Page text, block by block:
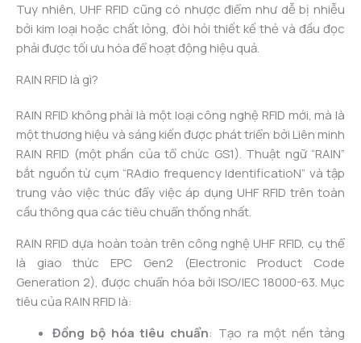
Tuy nhiên, UHF RFID cũng có nhược điểm như dễ bị nhiễu
bởi kim loại hoặc chất lỏng, đòi hỏi thiết kế thẻ và đầu đọc
phải được tối ưu hóa để hoạt động hiệu quả.
RAIN RFID là gì?
RAIN RFID không phải là một loại công nghệ RFID mới, mà là
một thương hiệu và sáng kiến được phát triển bởi Liên minh
RAIN RFID (một phần của tổ chức GS1). Thuật ngữ “RAIN”
bắt nguồn từ cụm “RAdio frequency IdentificatioN” và tập
trung vào việc thúc đẩy việc áp dụng UHF RFID trên toàn
cầu thông qua các tiêu chuẩn thống nhất.
RAIN RFID dựa hoàn toàn trên công nghệ UHF RFID, cụ thể
là giao thức EPC Gen2 (Electronic Product Code
Generation 2), được chuẩn hóa bởi ISO/IEC 18000-63. Mục
tiêu của RAIN RFID là:
Đồng bộ hóa tiêu chuẩn: Tạo ra một nền tảng